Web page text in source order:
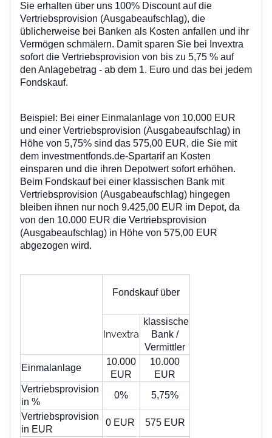
Sie erhalten über uns 100% Discount auf die
Vertriebsprovision (Ausgabeaufschlag), die
üblicherweise bei Banken als Kosten anfallen und ihr
Vermögen schmälern. Damit sparen Sie bei Invextra
sofort die Vertriebsprovision von bis zu 5,75 % auf
den Anlagebetrag - ab dem 1. Euro und das bei jedem
Fondskauf.
Beispiel: Bei einer Einmalanlage von 10.000 EUR
und einer Vertriebsprovision (Ausgabeaufschlag) in
Höhe von 5,75% sind das 575,00 EUR, die Sie mit
dem investmentfonds.de-Spartarif an Kosten
einsparen und die ihren Depotwert sofort erhöhen.
Beim Fondskauf bei einer klassischen Bank mit
Vertriebsprovision (Ausgabeaufschlag) hingegen
bleiben ihnen nur noch 9.425,00 EUR im Depot, da
von den 10.000 EUR die Vertriebsprovision
(Ausgabeaufschlag) in Höhe von 575,00 EUR
abgezogen wird.
Fondskauf über
Invextra
klassische
Bank /
Vermittler
Einmalanlage
10.000
EUR
10.000
EUR
Vertriebsprovision
in %
0% 5,75%
Vertriebsprovision
in EUR
0 EUR 575 EUR